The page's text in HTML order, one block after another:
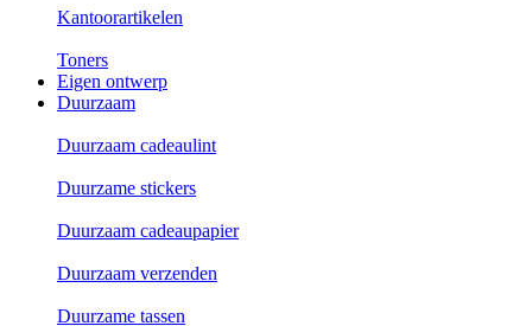
Kantoorartikelen
Toners
Eigen ontwerp
Duurzaam
Duurzaam cadeaulint
Duurzame stickers
Duurzaam cadeaupapier
Duurzaam verzenden
Duurzame tassen